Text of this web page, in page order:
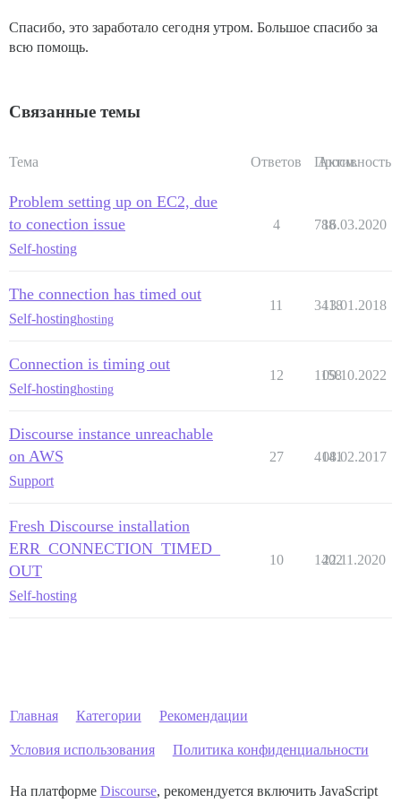
Спасибо, это заработало сегодня утром. Большое спасибо за
всю помощь.
Связанные темы
Тема Ответов Просм.
Активность
Problem setting up on EC2, due
to conection issue
Self-hosting
4 788
16.03.2020
The connection has timed out
Self-hostinghosting
11 3418
13.01.2018
Connection is timing out
Self-hostinghosting
12 1158
09.10.2022
Discourse instance unreachable
on AWS
Support
27 4141
08.02.2017
Fresh Discourse installation
ERR_CONNECTION_TIMED_
OUT
Self-hosting
10 1402
22.11.2020
Главная Категории Рекомендации
Условия использования Политика конфиденциальности
На платформе Discourse, рекомендуется включить JavaScript